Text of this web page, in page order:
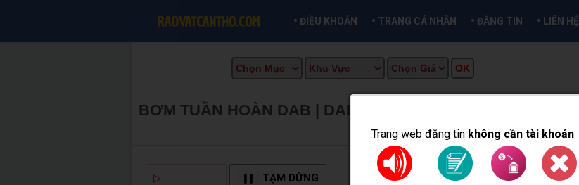
Trang web đăng tin không cần tài khoản
• ĐIỀU KHOẢN • TRANG CÁ NHÂN • ĐĂNG TIN • LIÊN HỆ
BƠM TUẦN HOÀN DAB | DAB CIRCULATION PUMP
▷ TẠM DỪNG